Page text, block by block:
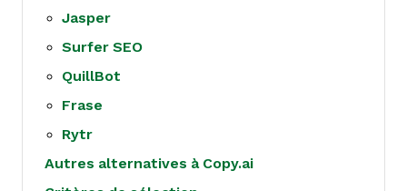
Jasper
Surfer SEO
QuillBot
Frase
Rytr
Autres alternatives à Copy.ai